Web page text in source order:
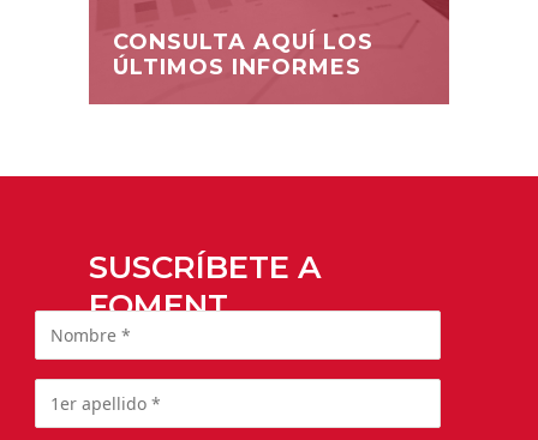
CONSULTA AQUÍ LOS
ÚLTIMOS INFORMES
SUSCRÍBETE A
FOMENT